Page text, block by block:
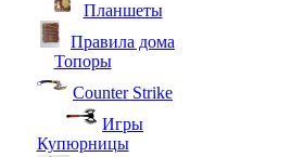
Планшеты
Правила дома
Топоры
Counter Strike
Игры
Купюрницы